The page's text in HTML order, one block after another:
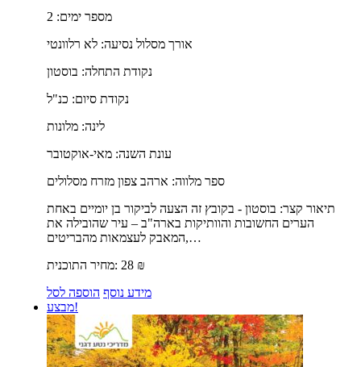
מספר ימים: 2
אורך מסלול נסיעה: לא רלוונטי
נקודת התחלה: בוסטון
נקודת סיום: כנ"ל
לינה: מלונות
עונת השנה: מאי-אוקטובר
ספר מלווה: ארהב צפון מזרח מסלולים
תיאור קצר: בוסטון - בקובץ זה הצעה לביקור בן יומיים באחת
הערים החשובות והוותיקות בארה"ב – עיר שהובילה את
המאבק לעצמאות מהבריטים,…
מחיר התוכנית: 28 ₪
מידע נוסף הוספה לסל
מבצע!